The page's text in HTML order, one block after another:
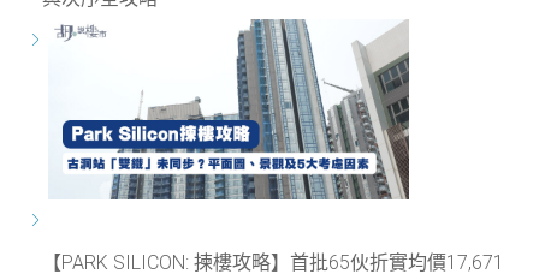
【PARK SILICON: 揀樓攻略】首批65伙折實均價17,671